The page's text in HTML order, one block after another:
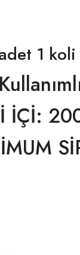
1 koli
İÇİ: